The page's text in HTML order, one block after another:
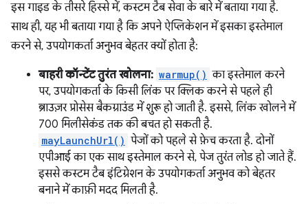
इस गाइड के तीसरे हिस्से में, कस्टम टैब सेवा के बारे में बताया गया है.
साथ ही, यह भी बताया गया है कि अपने ऐप्लिकेशन में इसका इस्तेमाल
करने से, उपयोगकर्ता अनुभव बेहतर क्यों होता है:
बाहरी कॉन्टेंट तुरंत खोलना: warmup() का इस्तेमाल करने
पर, उपयोगकर्ता के किसी लिंक पर क्लिक करने से पहले ही
ब्राउज़र प्रोसेस बैकग्राउंड में शुरू हो जाती है. इससे, लिंक खोलने में
700 मिलीसेकंड तक की बचत हो सकती है.
mayLaunchUrl() पेजों को पहले से फ़ेच करता है. दोनों
एपीआई का एक साथ इस्तेमाल करने से, पेज तुरंत लोड हो जाते हैं.
इससे कस्टम टैब इंटिग्रेशन के उपयोगकर्ता अनुभव को बेहतर
बनाने में काफ़ी मदद मिलती है.